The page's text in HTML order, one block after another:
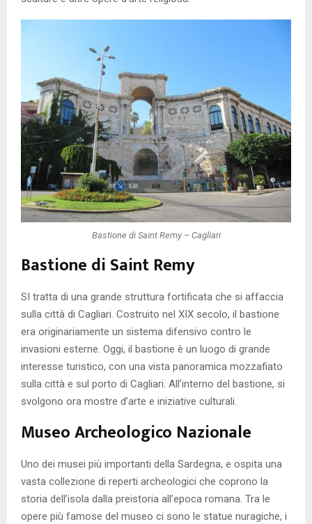
Bastione di Saint Remy – Cagliari
Bastione di Saint Remy
SI tratta di una grande struttura fortificata che si affaccia
sulla città di Cagliari. Costruito nel XIX secolo, il bastione
era originariamente un sistema difensivo contro le
invasioni esterne. Oggi, il bastione è un luogo di grande
interesse turistico, con una vista panoramica mozzafiato
sulla città e sul porto di Cagliari. All’interno del bastione, si
svolgono ora mostre d’arte e iniziative culturali.
Museo Archeologico Nazionale
Uno dei musei più importanti della Sardegna, e ospita una
vasta collezione di reperti archeologici che coprono la
storia dell’isola dalla preistoria all’epoca romana. Tra le
opere più famose del museo ci sono le statue nuragiche, i